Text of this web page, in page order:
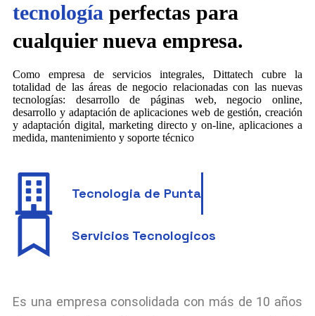
tecnología perfectas para
cualquier nueva empresa.
Como empresa de servicios integrales, Dittatech cubre la
totalidad de las áreas de negocio relacionadas con las nuevas
tecnologías: desarrollo de páginas web, negocio online,
desarrollo y adaptación de aplicaciones web de gestión, creación
y adaptación digital, marketing directo y on-line, aplicaciones a
medida, mantenimiento y soporte técnico
Tecnologia de Punta
Servicios Tecnologicos
Es una empresa consolidada con más de 10 años